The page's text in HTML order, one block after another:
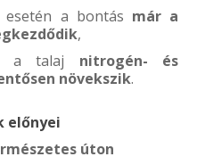
esetén a bontás már a
,
a talaj nitrogén- és
növekszik.
előnyei
úton